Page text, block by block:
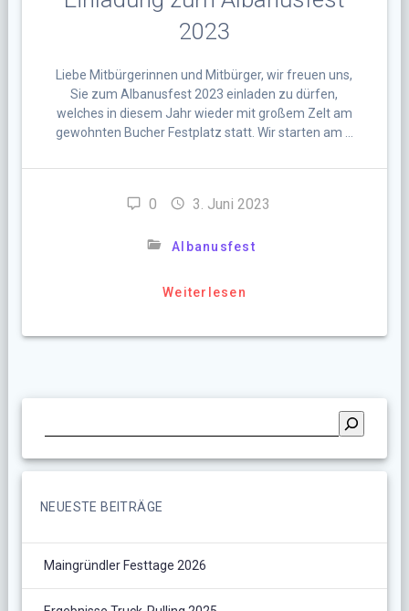
2023
Liebe Mitbürgerinnen und Mitbürger, wir freuen uns,
Sie zum Albanusfest 2023 einladen zu dürfen,
welches in diesem Jahr wieder mit großem Zelt am
gewohnten Bucher Festplatz statt. Wir starten am …
0 3. Juni 2023
Albanusfest
Weiterlesen
NEUESTE BEITRÄGE
Maingründler Festtage 2026